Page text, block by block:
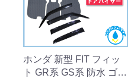
ホンダ 新型 FIT フィッ
ト GR系 GS系 防水 ゴム